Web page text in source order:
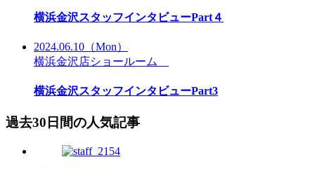
横浜金沢スタッフインタビューPart４
2024.06.10 （Mon）
横浜金沢店ショールーム
横浜金沢スタッフインタビューPart3
過去30日間の人気記事